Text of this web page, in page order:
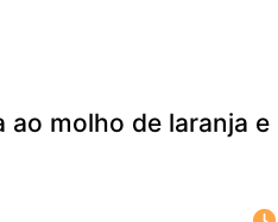
ao molho de laranja e